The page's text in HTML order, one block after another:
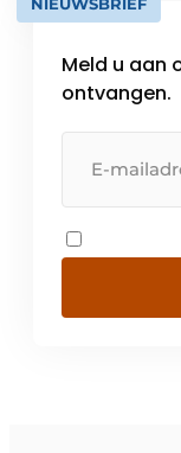
tot de
Meld u aan
ontvangen.